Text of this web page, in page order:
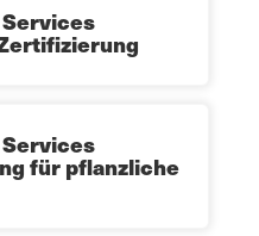
Services
Services
für pflanzliche